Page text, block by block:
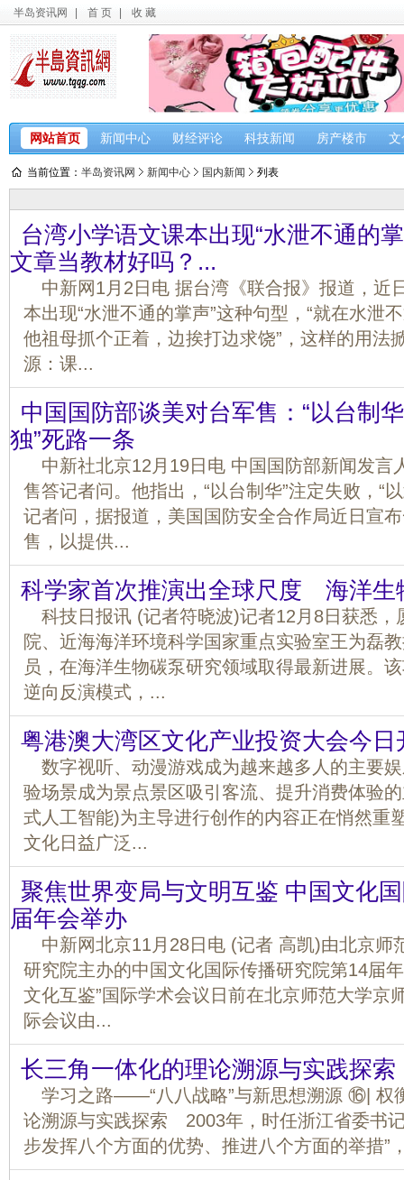
半岛资讯网 首 页 收 藏
网站首页 新闻中心 财经评论 科技新闻 房产楼市 文
当前位置： 半岛资讯网 新闻中心 国内新闻 列表
台湾小学语文课本出现“水泄不通的
文章当教材好吗？...
中新网1月2日电 据台湾《联合报》报道，近
本出现“水泄不通的掌声”这种句型，“就在水泄
他祖母抓个正着，边挨打边求饶”，这样的用法
源：课...
中国国防部谈美对台军售：“以台制
独”死路一条
中新社北京12月19日电 中国国防部新闻发言
售答记者问。他指出，“以台制华”注定失败，“
记者问，据报道，美国国防安全合作局近日宣
售，以提供...
科学家首次推演出全球尺度 海洋生
科技日报讯 (记者符晓波)记者12月8日获悉，
院、近海海洋环境科学国家重点实验室王为磊
员，在海洋生物碳泵研究领域取得最新进展。
逆向反演模式，...
粤港澳大湾区文化产业投资大会今日
数字视听、动漫游戏成为越来越多人的主要
验场景成为景点景区吸引客流、提升消费体验
式人工智能)为主导进行创作的内容正在悄然
文化日益广泛...
聚焦世界变局与文明互鉴 中国文化
届年会举办
中新网北京11月28日电 (记者 高凯)由北京师
研究院主办的中国文化国际传播研究院第14届
文化互鉴”国际学术会议日前在北京师范大学
际会议由...
长三角一体化的理论溯源与实践探索
学习之路——“八八战略”与新思想溯源 ⑯| 权
论溯源与实践探索 2003年，时任浙江省委书
步发挥八个方面的优势、推进八个方面的举措”